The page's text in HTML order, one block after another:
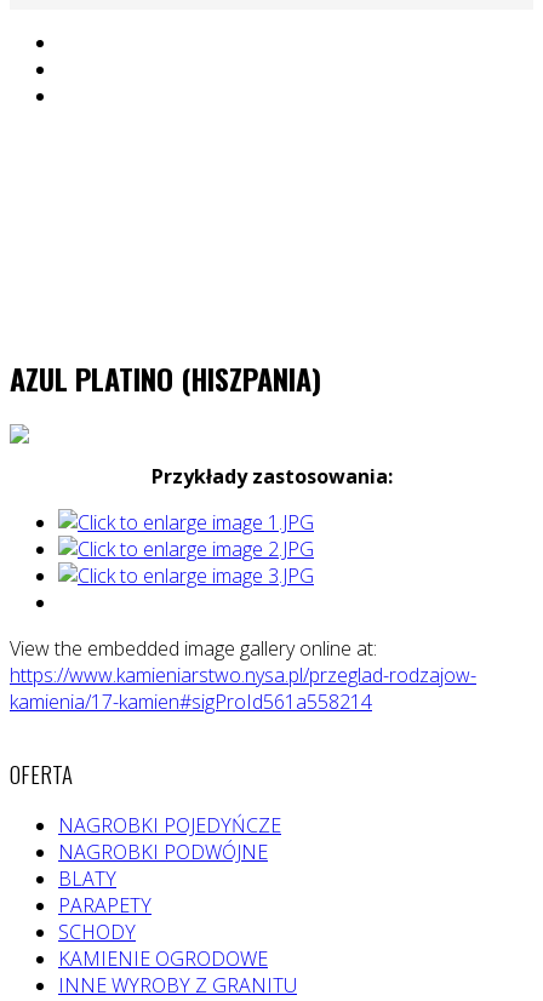
AZUL PLATINO (HISZPANIA)
Przykłady zastosowania:
View the embedded image gallery online at:
https://www.kamieniarstwo.nysa.pl/przeglad-rodzajow-
kamienia/17-kamien#sigProId561a558214
OFERTA
NAGROBKI POJEDYŃCZE
NAGROBKI PODWÓJNE
BLATY
PARAPETY
SCHODY
KAMIENIE OGRODOWE
INNE WYROBY Z GRANITU